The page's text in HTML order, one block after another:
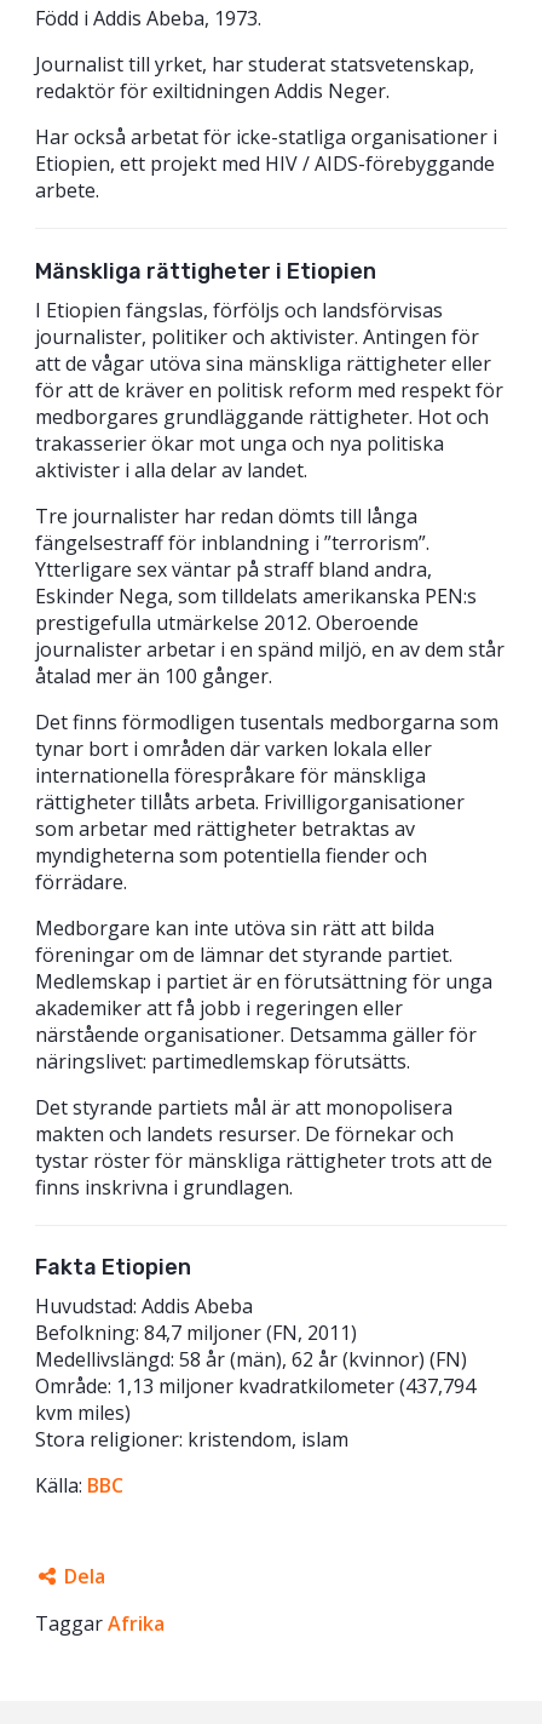
Född i Addis Abeba, 1973.
Journalist till yrket, har studerat statsvetenskap,
redaktör för exiltidningen Addis Neger.
Har också arbetat för icke-statliga organisationer i
Etiopien, ett projekt med HIV / AIDS-förebyggande
arbete.
Mänskliga rättigheter i Etiopien
I Etiopien fängslas, förföljs och landsförvisas
journalister, politiker och aktivister. Antingen för
att de vågar utöva sina mänskliga rättigheter eller
för att de kräver en politisk reform med respekt för
medborgares grundläggande rättigheter. Hot och
trakasserier ökar mot unga och nya politiska
aktivister i alla delar av landet.
Tre journalister har redan dömts till långa
fängelsestraff för inblandning i ”terrorism”.
Ytterligare sex väntar på straff bland andra,
Eskinder Nega, som tilldelats amerikanska PEN:s
prestigefulla utmärkelse 2012. Oberoende
journalister arbetar i en spänd miljö, en av dem står
åtalad mer än 100 gånger.
Det finns förmodligen tusentals medborgarna som
tynar bort i områden där varken lokala eller
internationella förespråkare för mänskliga
rättigheter tillåts arbeta. Frivilligorganisationer
som arbetar med rättigheter betraktas av
myndigheterna som potentiella fiender och
förrädare.
Medborgare kan inte utöva sin rätt att bilda
föreningar om de lämnar det styrande partiet.
Medlemskap i partiet är en förutsättning för unga
akademiker att få jobb i regeringen eller
närstående organisationer. Detsamma gäller för
näringslivet: partimedlemskap förutsätts.
Det styrande partiets mål är att monopolisera
makten och landets resurser. De förnekar och
tystar röster för mänskliga rättigheter trots att de
finns inskrivna i grundlagen.
Fakta Etiopien
Huvudstad: Addis Abeba
Befolkning: 84,7 miljoner (FN, 2011)
Medellivslängd: 58 år (män), 62 år (kvinnor) (FN)
Område: 1,13 miljoner kvadratkilometer (437,794
kvm miles)
Stora religioner: kristendom, islam
Källa: BBC
Dela
Facebook
TaggarAfrika